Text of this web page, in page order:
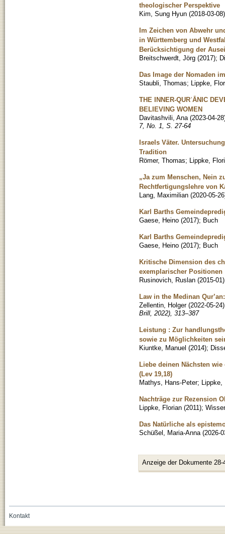
theologischer Perspektive
Kim, Sung Hyun (2018-03-08)
Im Zeichen von Abwehr
in Württemberg und
Berücksichtigung der
Breitschwerdt, Jörg (2017);
Das Image der Nomaden
Staubli, Thomas; Lippke,
THE INNER-QURʾĀNIC
BELIEVING WOMEN
Davitashvili, Ana (2023-04-28
7, No. 1, S. 27-64
Israels Väter.
Tradition
Römer, Thomas; Lippke,
„Ja zum Menschen, Nein
Rechtfertigungslehre von
Lang, Maximilian (2020-05-26
Karl Barths
Gaese, Heino (2017); Buch
Karl Barths
Gaese, Heino (2017); Buch
Kritische Dimension des
exemplarischer Positionen
Rusinovich, Ruslan (2015-01)
Law in the Medinan
Zellentin, Holger (2022-05-24)
Brill, 2022), 313–387
Leistung : Zur
sowie zu Möglichkeiten
Kiuntke, Manuel (2014);
Liebe deinen Nächsten
(Lev 19,18)
Mathys, Hans-Peter; Lippke,
Nachträge zur Rezension
Lippke, Florian (2011);
Das Natürliche als
Schüßel, Maria-Anna (2026-
Anzeige der Dokumente 28-
Kontakt